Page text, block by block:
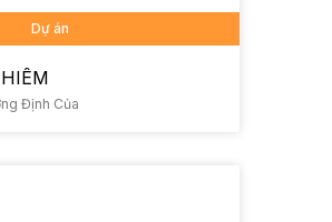
Dự án
Định Của